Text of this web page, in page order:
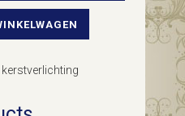
kerstverlichting